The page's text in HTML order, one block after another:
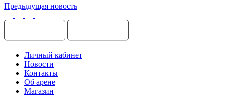
Предыдущая новость
Личный кабинет
Новости
Контакты
Об арене
Магазин